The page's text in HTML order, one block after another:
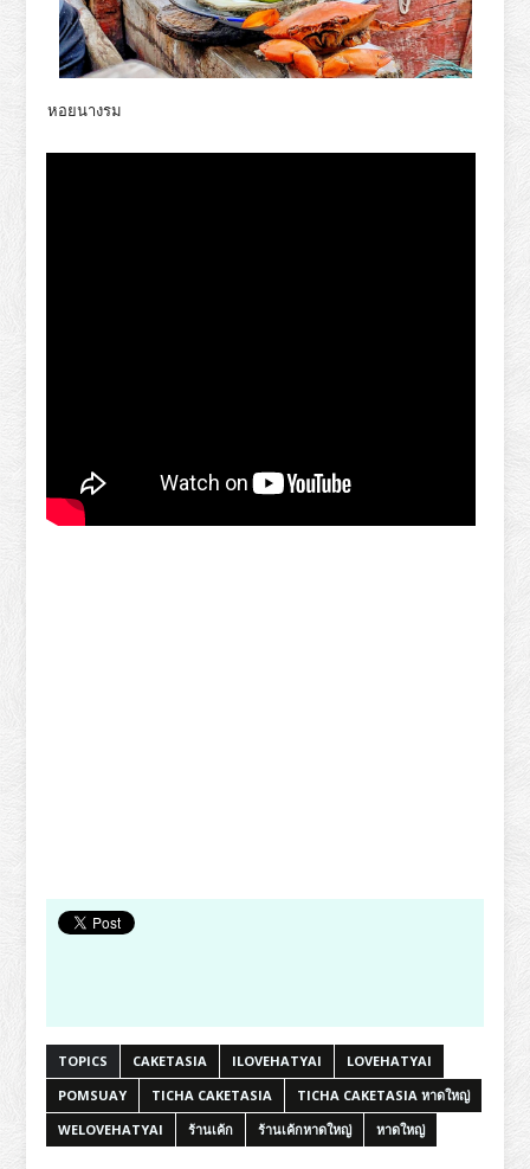
หอยนางรม
TOPICS CAKETASIA ILOVEHATYAI
LOVEHATYAI
POMSUAY
TICHA CAKETASIA
TICHA CAKETASIA หาดใหญ่
WELOVEHATYAI
ร้านเค้ก ร้านเค้กหาดใหญ่ หาดใหญ่